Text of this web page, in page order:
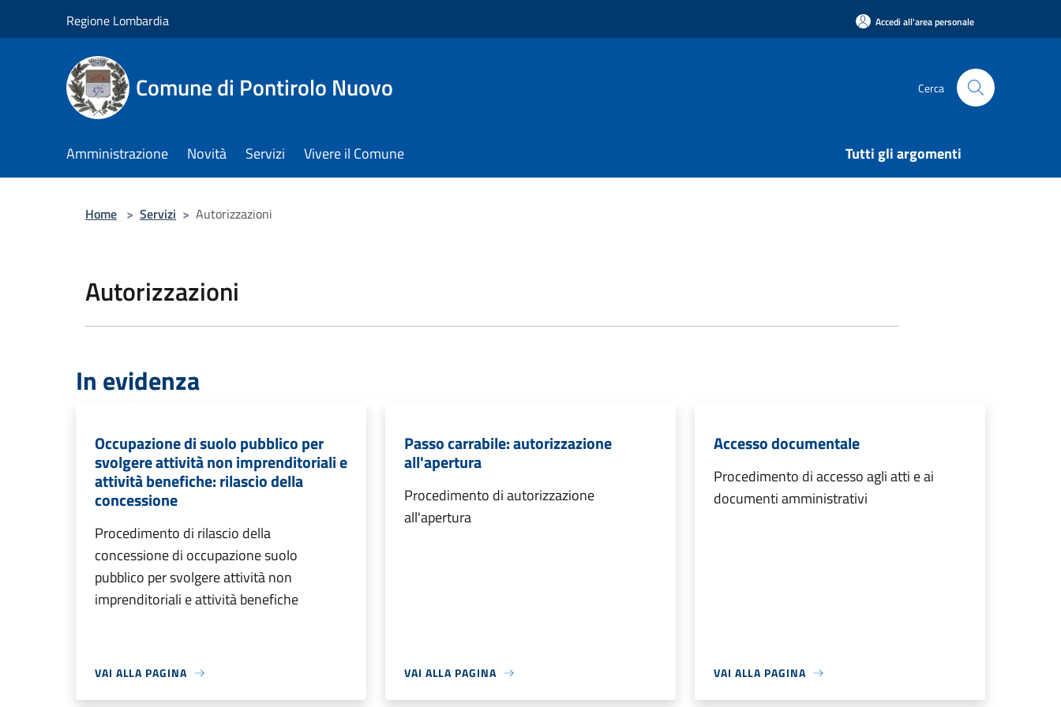
Regione Lombardia Accedi all'area personale
Comune di Pontirolo Nuovo Cerca
Amministrazione Novità Servizi Vivere il Comune Tutti gli argomenti
Home > Servizi > Autorizzazioni
Autorizzazioni
In evidenza
Occupazione di suolo pubblico per
svolgere attività non imprenditoriali e
attività benefiche: rilascio della
concessione
Procedimento di rilascio della
concessione di occupazione suolo
pubblico per svolgere attività non
imprenditoriali e attività benefiche
VAI ALLA PAGINA
Passo carrabile: autorizzazione
all'apertura
Procedimento di autorizzazione
all'apertura
VAI ALLA PAGINA
Accesso documentale
Procedimento di accesso agli atti e ai
documenti amministrativi
VAI ALLA PAGINA